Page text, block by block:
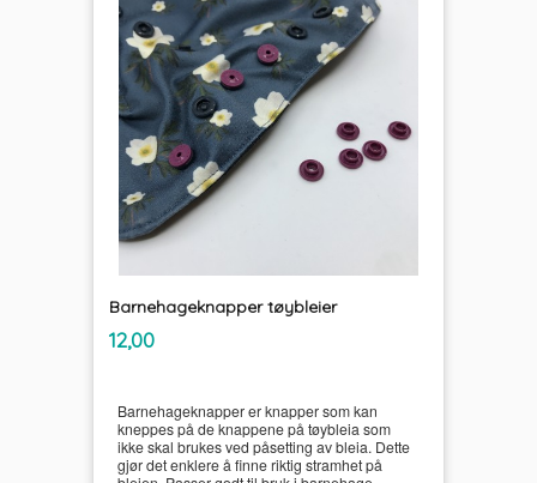
Barnehageknapper tøybleier
Pris
12,00inkl.
mva.
Barnehageknapper er knapper som kan
kneppes på de knappene på tøybleia som
ikke skal brukes ved påsetting av bleia. Dette
gjør det enklere å finne riktig stramhet på